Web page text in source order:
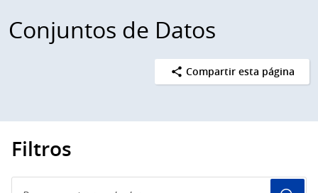
Conjuntos de Datos
Compartir esta página
Filtros